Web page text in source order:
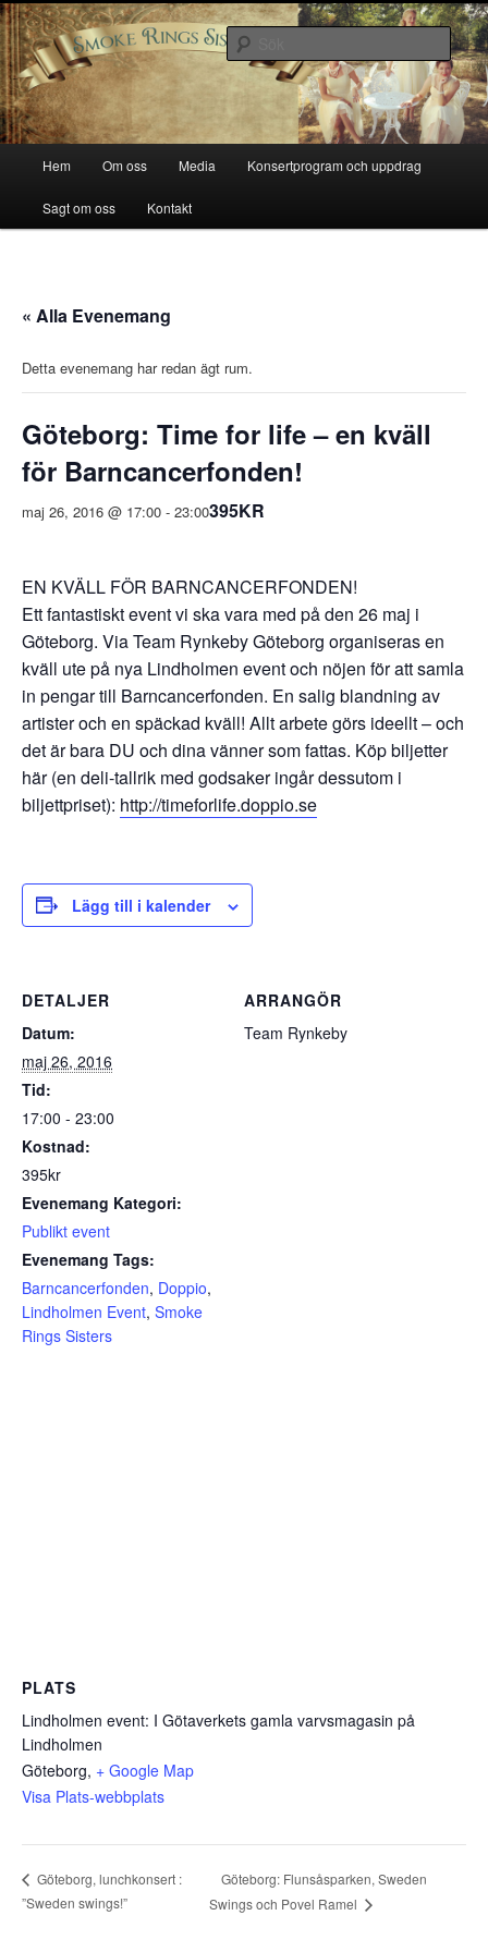
Hoppa
till
primärt
innehållSmoke Rings Sisters
Smoke Rings Sisters
Sök
Hem Om oss Media Konsertprogram och uppdrag
Sagt om oss Kontakt
« Alla Evenemang
Detta evenemang har redan ägt rum.
Göteborg: Time for life – en kväll
för Barncancerfonden!
maj 26, 2016 @ 17:00 - 23:00395KR
EN KVÄLL FÖR BARNCANCERFONDEN!
Ett fantastiskt event vi ska vara med på den 26 maj i
Göteborg. Via Team Rynkeby Göteborg organiseras en
kväll ute på nya Lindholmen event och nöjen för att samla
in pengar till Barncancerfonden. En salig blandning av
artister och en späckad kväll! Allt arbete görs ideellt – och
det är bara DU och dina vänner som fattas. Köp biljetter
här (en deli-tallrik med godsaker ingår dessutom i
biljettpriset): http://timeforlife.doppio.se
Lägg till i kalender
DETALJER
Datum:
maj 26, 2016
Tid:
17:00 - 23:00
Kostnad:
395kr
Evenemang Kategori:
Publikt event
Evenemang Tags:
Barncancerfonden, Doppio,
Lindholmen Event, Smoke
Rings Sisters
ARRANGÖR
Team Rynkeby
PLATS
Lindholmen event: I Götaverkets gamla varvsmagasin på
Lindholmen
Göteborg, + Google Map
Visa Plats-webbplats
Göteborg, lunchkonsert :
”Sweden swings!”
Göteborg: Flunsåsparken, Sweden
Swings och Povel Ramel